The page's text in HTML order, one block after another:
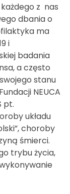
z nas
dbania o
ma
i
badania
a często
stanu
NEUCA
pt.
układu
choroby
śmierci.
trybu życia,